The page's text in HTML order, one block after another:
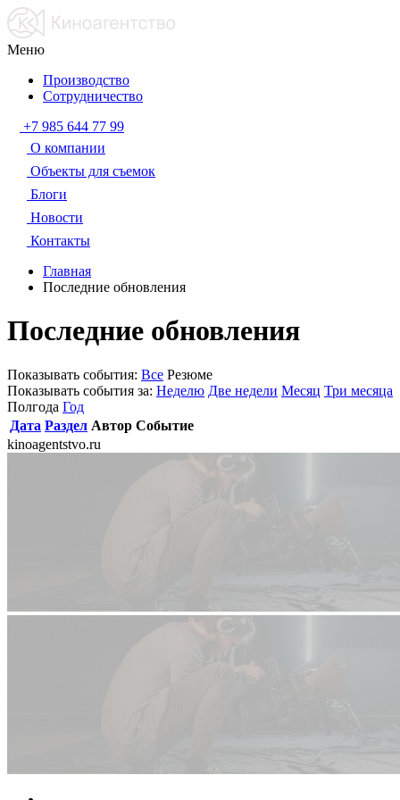
Меню
Производство
Сотрудничество
+7 985 644 77 99
О компании
Объекты для съемок
Блоги
Новости
Контакты
Главная
Последние обновления
Последние обновления
Показывать события: Все Резюме
Показывать события за: Неделю Две недели Месяц Три месяца
Полгода Год
Дата Раздел Автор Событие
kinoagentstvo.ru